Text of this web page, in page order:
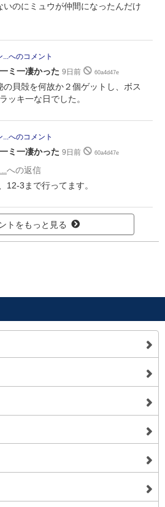
のにミュウが仲間になったんだけ
へのコメント
ミ一凄かった 9日前 60a4d47e
貝殻を何故か２個ゲットし、ボス
ッキ一な日でした。
へのコメント
ミ一凄かった 9日前 60a4d47e
への返信
12-3まで行ってます。
トをもっと見る